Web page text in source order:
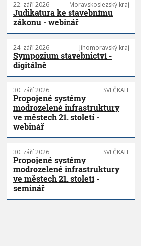
22. září 2026 Moravskoslezský kraj
Judikatura ke stavebnímu
zákonu - webinář
24. září 2026 Jihomoravský kraj
Sympozium stavebnictví -
digitálně
30. září 2026 SVI ČKAIT
Propojené systémy
modrozelené infrastruktury
ve městech 21. století-
webinář
30. září 2026 SVI ČKAIT
Propojené systémy
modrozelené infrastruktury
ve městech 21. století-
seminář